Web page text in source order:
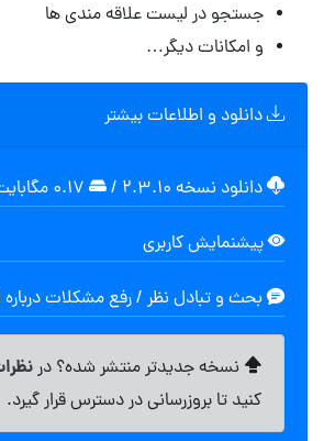
جستجو در لیست علاقه مندی ها
و امکانات دیگر…
دانلود و اطلاعات بیشتر
دانلود نسخه ۲.۳.۱۰ /
پیشنمایش کاربری
بحث و تبادل نظر / رفع مشکلات
نسخه جدیدتر منتشر شده؟ در
کنید تا بروزرسانی در دسترس قرار گیرد.